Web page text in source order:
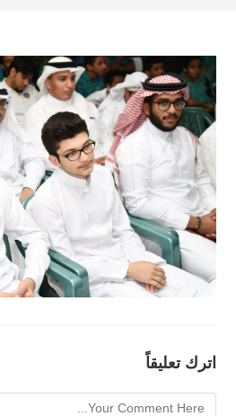
اترك تعليقاً